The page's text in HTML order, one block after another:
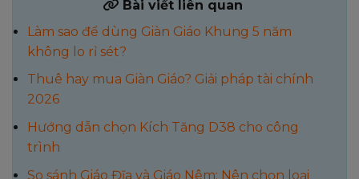
Bài viết liên quan
Làm sao để dùng Giàn Giáo Khung 5 năm
không lo rỉ sét?
Thuê hay mua Giàn Giáo? Giải pháp tài chính
2026
Hướng dẫn chọn Kích Tăng D38 cho công
trình
So sánh Giáo Đĩa và Giáo Nêm: Nên chọn loại